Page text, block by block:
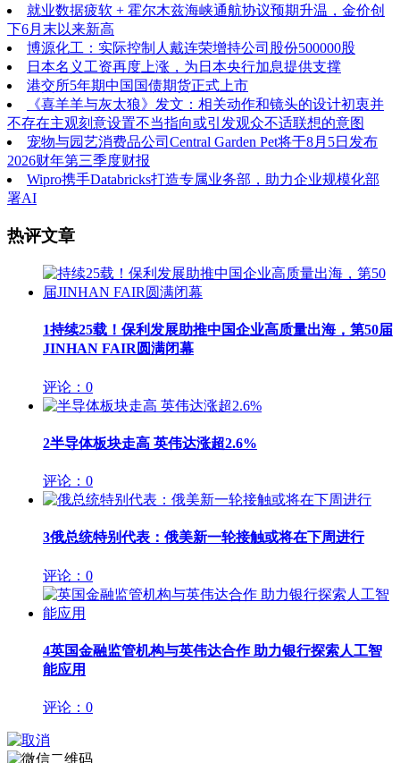
就业数据疲软 + 霍尔木兹海峡通航协议预期升温，金价创
下6月末以来新高
博源化工：实际控制人戴连荣增持公司股份500000股
日本名义工资再度上涨，为日本央行加息提供支撑
港交所5年期中国国债期货正式上市
《喜羊羊与灰太狼》发文：相关动作和镜头的设计初衷并
不存在主观刻意设置不当指向或引发观众不适联想的意图
宠物与园艺消费品公司Central Garden Pet将于8月5日发布
2026财年第三季度财报
Wipro携手Databricks打造专属业务部，助力企业规模化部
署AI
热评文章
1持续25载！保利发展助推中国企业高质量出海，第50届
JINHAN FAIR圆满闭幕
评论：0
2半导体板块走高 英伟达涨超2.6%
评论：0
3俄总统特别代表：俄美新一轮接触或将在下周进行
评论：0
4英国金融监管机构与英伟达合作 助力银行探索人工智
能应用
评论：0